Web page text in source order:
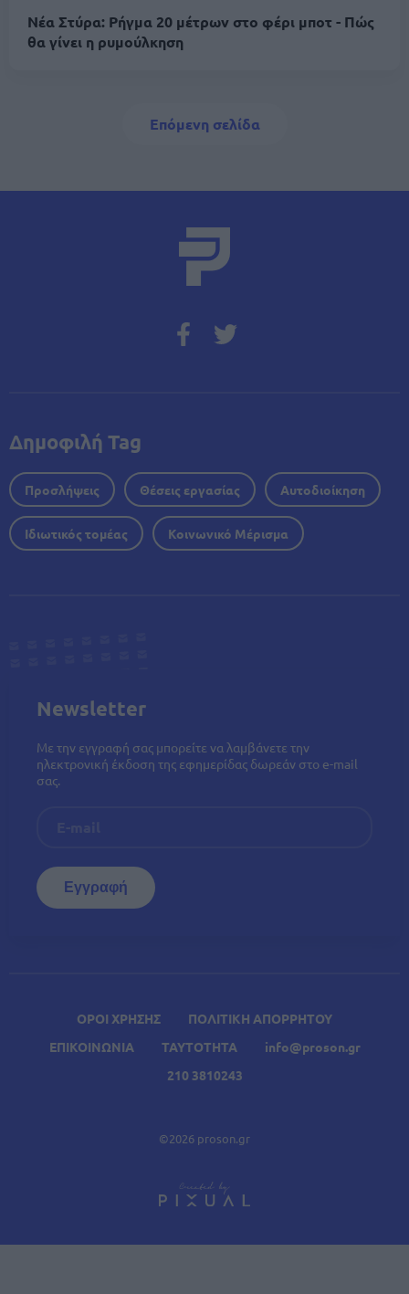
Νέα Στύρα: Ρήγμα 20 μέτρων στο φέρι μποτ - Πώς
θα γίνει η ρυμούλκηση
Next page
Επόμενη σελίδα
ΟΡΟΙ ΧΡΗΣΗΣ
ΠΟΛΙΤΙΚΗ ΑΠΟΡΡΗΤΟΥ
ΕΠΙΚΟΙΝΩΝΙΑ
ΤΑΥΤΟΤΗΤΑ
info@proson.gr
210 3810243
©2026 proson.gr
Δημοφιλή Tag
Προσλήψεις Θέσεις εργασίας Αυτοδιοίκηση
Ιδιωτικός τομέας Κοινωνικό Μέρισμα
Newsletter
Με την εγγραφή σας μπορείτε να λαμβάνετε την
ηλεκτρονική έκδοση της εφημερίδας δωρεάν στο e-mail
σας.